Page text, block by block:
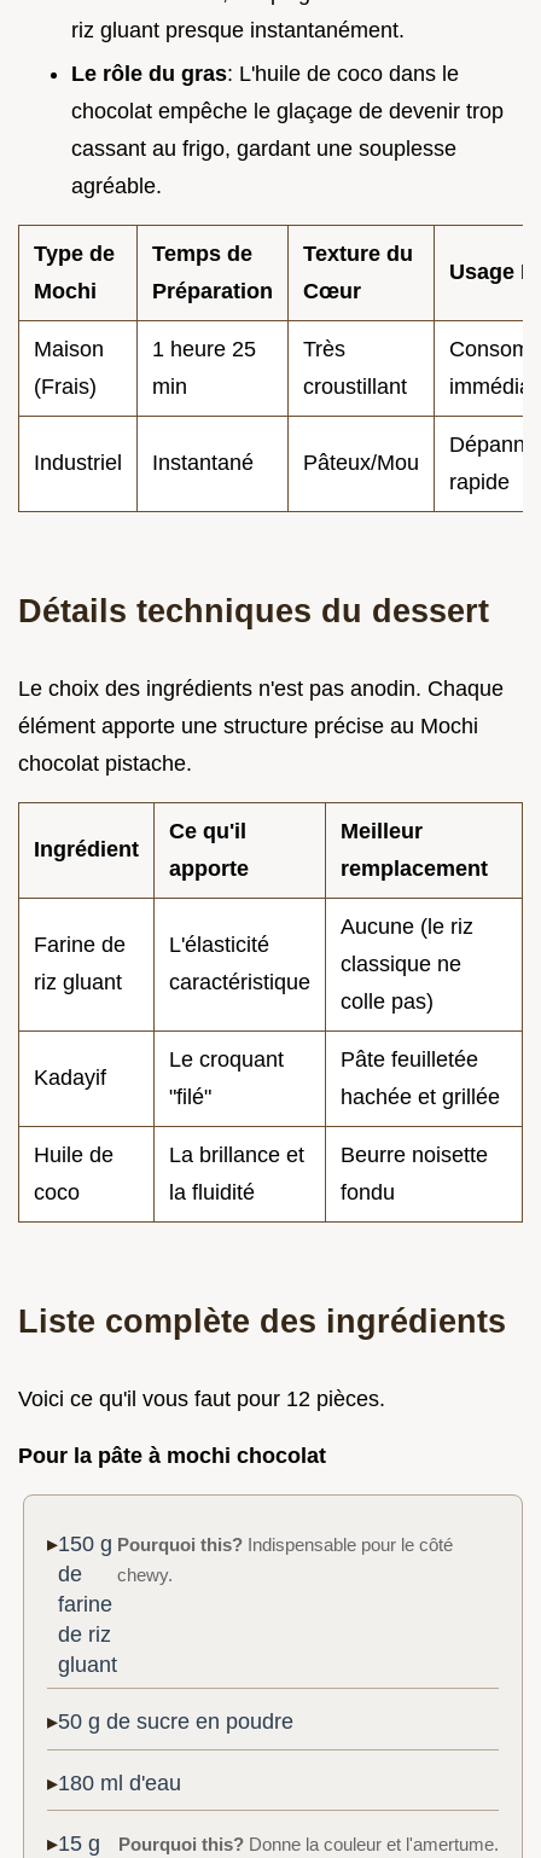
riz gluant presque instantanément.
Le rôle du gras: L'huile de coco dans le
chocolat empêche le glaçage de devenir trop
cassant au frigo, gardant une souplesse
agréable.
Type de
Mochi
Temps de
Préparation
Texture du
Cœur
Usage
Maison
(Frais)
1 heure 25
min
Très
croustillant
Industriel Instantané Pâteux/Mou
rapide
Détails techniques du dessert
Le choix des ingrédients n'est pas anodin. Chaque
élément apporte une structure précise au Mochi
chocolat pistache.
Ingrédient
Ce qu'il
apporte
Meilleur
remplacement
Farine de
riz gluant
L'élasticité
caractéristique
Aucune (le riz
classique ne
colle pas)
Kadayif
Le croquant
"filé"
Pâte feuilletée
hachée et grillée
Huile de
coco
La brillance et
la fluidité
Beurre noisette
fondu
Liste complète des ingrédients
Voici ce qu'il vous faut pour 12 pièces.
Pour la pâte à mochi chocolat
150 g
de
farine
de riz
gluant
Pourquoi this? Indispensable pour le côté
chewy.
50 g de sucre en poudre
180 ml d'eau
15 g
Pourquoi this?Donne la couleur et l'amertume.